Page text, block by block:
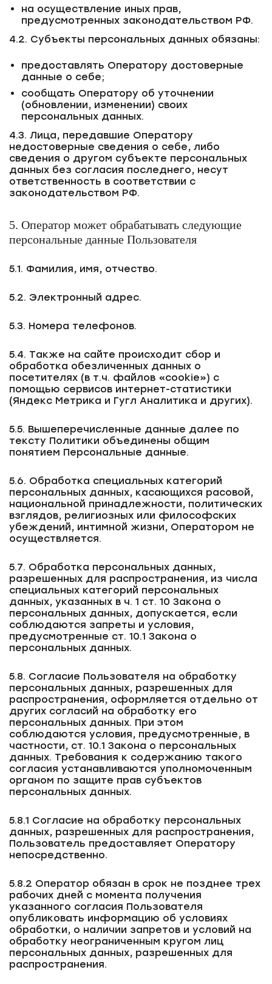
на осуществление иных прав,
предусмотренных законодательством РФ.
4.2. Субъекты персональных данных обязаны:
предоставлять Оператору достоверные
данные о себе;
сообщать Оператору об уточнении
(обновлении, изменении) своих
персональных данных.
4.3. Лица, передавшие Оператору
недостоверные сведения о себе, либо
сведения о другом субъекте персональных
данных без согласия последнего, несут
ответственность в соответствии с
законодательством РФ.
5. Оператор может обрабатывать следующие
персональные данные Пользователя
5.1. Фамилия, имя, отчество.
5.2. Электронный адрес.
5.3. Номера телефонов.
5.4. Также на сайте происходит сбор и
обработка обезличенных данных о
посетителях (в т.ч. файлов «cookie») с
помощью сервисов интернет-статистики
(Яндекс Метрика и Гугл Аналитика и других).
5.5. Вышеперечисленные данные далее по
тексту Политики объединены общим
понятием Персональные данные.
5.6. Обработка специальных категорий
персональных данных, касающихся расовой,
национальной принадлежности, политических
взглядов, религиозных или философских
убеждений, интимной жизни, Оператором не
осуществляется.
5.7. Обработка персональных данных,
разрешенных для распространения, из числа
специальных категорий персональных
данных, указанных в ч. 1 ст. 10 Закона о
персональных данных, допускается, если
соблюдаются запреты и условия,
предусмотренные ст. 10.1 Закона о
персональных данных.
5.8. Согласие Пользователя на обработку
персональных данных, разрешенных для
распространения, оформляется отдельно от
других согласий на обработку его
персональных данных. При этом
соблюдаются условия, предусмотренные, в
частности, ст. 10.1 Закона о персональных
данных. Требования к содержанию такого
согласия устанавливаются уполномоченным
органом по защите прав субъектов
персональных данных.
5.8.1 Согласие на обработку персональных
данных, разрешенных для распространения,
Пользователь предоставляет Оператору
непосредственно.
5.8.2 Оператор обязан в срок не позднее трех
рабочих дней с момента получения
указанного согласия Пользователя
опубликовать информацию об условиях
обработки, о наличии запретов и условий на
обработку неограниченным кругом лиц
персональных данных, разрешенных для
распространения.